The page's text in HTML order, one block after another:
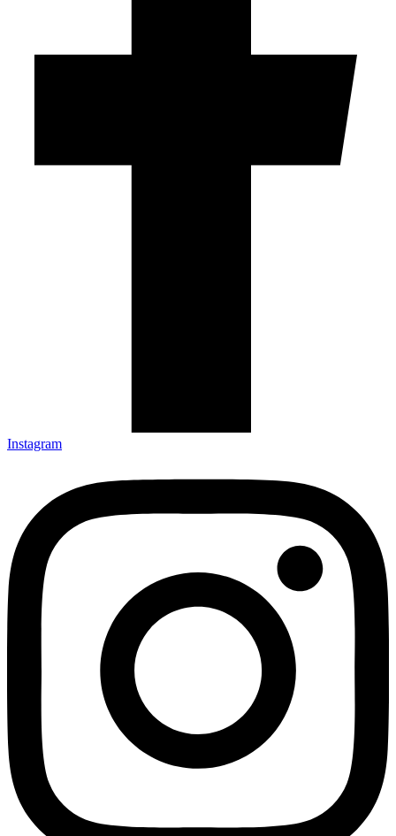
Instagram